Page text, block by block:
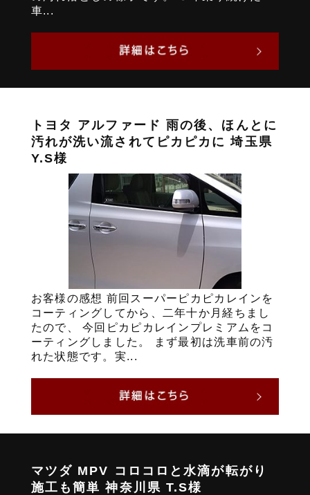
車...
トヨタ アルファード 雨の後、ほんとに
汚れが洗い流されてピカピカに 埼玉県
Y.S様
お客様の感想 前回スーパーピカピカレインを
コーティングしてから、二年十か月経ちまし
たので、 今回ピカピカレインプレミアムをコ
ーティングしました。 まず最初は洗車前の汚
れた状態です。実...
マツダ MPV コロコロと水滴が転がり
施工も簡単 神奈川県 T.S様